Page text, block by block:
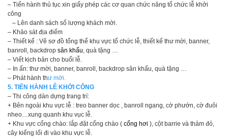
– Tiến hành thủ tục xin giấy phép các cơ quan chức năng tổ chức lễ khởi
công
– Lên danh sách số lượng khách mời.
– Khảo sát địa điểm
– Thiết kế : Vẽ sơ đồ tổng thể khu vực tổ chức lễ, thiết kế thư mời, banner,
banroll, backdrop sân khấu , quà tặng …
– Viết kịch bản cho buổi lễ.
– In ấn: thư mời, banner, banroll, backdrop sân khấu, quà tặng …
– Phát hành thư mời.
5. TIẾN HÀNH LỄ KHỞI CÔNG
– Thi công dàn dựng trang trí:
+ Bên ngoài khu vực lễ : treo banner dọc , banroll ngang, cờ phướn, cờ đuôi
nheo…xung quanh khu vục lễ.
+ Khu vực cổng chào: lắp đặt cổng chào ( cổng hơi ), cột barrie và thảm đỏ,
cây kiểng lối đi vào khu vực lễ.